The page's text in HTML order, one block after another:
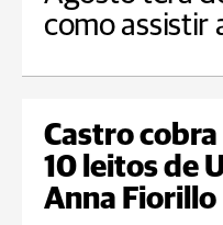
como assistir
Castro
10 leitos de
Anna Fiorillo